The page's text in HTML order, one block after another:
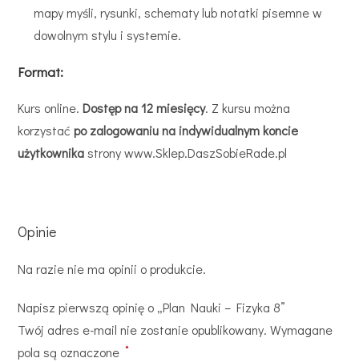
mapy myśli, rysunki, schematy lub notatki pisemne w
dowolnym stylu i systemie.
Format:
Kurs online.Dostęp na 12 miesięcy. Z kursu można
korzystaćpo zalogowaniu na indywidualnym koncie
użytkownikastrony www.Sklep.DaszSobieRade.pl
Opinie
Na razie nie ma opinii o produkcie.
Napisz pierwszą opinię o „Plan Nauki – Fizyka 8”
Twój adres e-mail nie zostanie opublikowany. Wymagane
pola są oznaczone *